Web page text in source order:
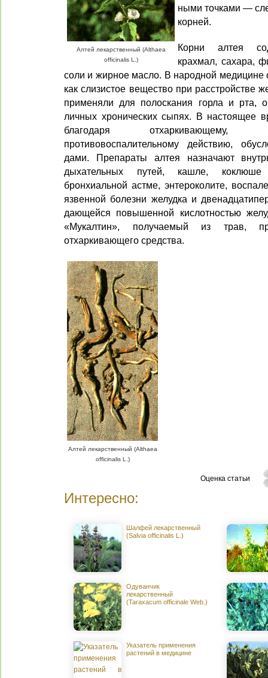
Алтей лекарственный (Althaea
officinalis L.)
ными точками —
корней.
Корни алтея
крахмал, сахара,
соли и жирное масло. В народной медицине
как слизистое вещество при расстройстве
применяли для полоскания горла и рта,
личных хронических сыпях. В настоящее
благодаря отхаркивающему,
противовоспалительному действию,
дами. Препараты алтея назначают
дыхатель­ных путей, кашле, коклюше
бронхиальной астме, энтероколите,
язвенной болезни желудка и
дающейся повышенной кислотностью
«Мукалтин», получаемый из трав,
отхаркивающего средства.
Алтей лекарственный (Althaea
officinalis L.)
Оценка статьи
Интересно:
Шалфей лекарственный
(Salvia officinalis L.)
Одуванчик
лекарственный
(Taraxacum officinale Web.)
Указатель применения
растений в медицине